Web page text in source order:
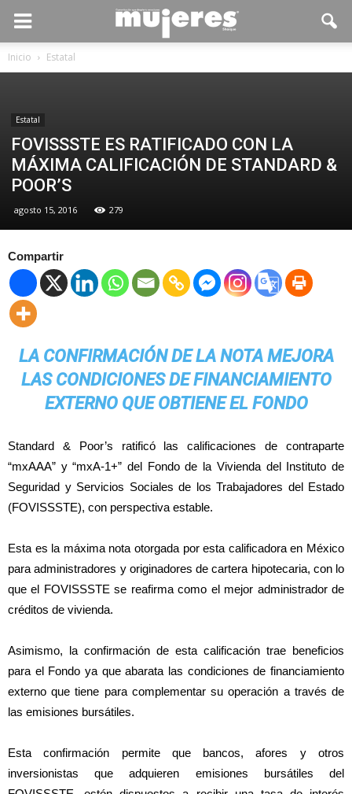
Inicio Estatal
Estatal
FOVISSSTE ES RATIFICADO CON LA
MÁXIMA CALIFICACIÓN DE STANDARD &
POOR’S
agosto 15, 2016 279
Compartir
LA CONFIRMACIÓN DE LA NOTA MEJORA
LAS CONDICIONES DE FINANCIAMIENTO
EXTERNO QUE OBTIENE EL FONDO
Standard & Poor’s ratificó las calificaciones de contraparte
“mxAAA” y “mxA-1+” del Fondo de la Vivienda del Instituto de
Seguridad y Servicios Sociales de los Trabajadores del Estado
(FOVISSSTE), con perspectiva estable.
Esta es la máxima nota otorgada por esta calificadora en México
para administradores y originadores de cartera hipotecaria, con lo
que el FOVISSSTE se reafirma como el mejor administrador de
créditos de vivienda.
Asimismo, la confirmación de esta calificación trae beneficios
para el Fondo ya que abarata las condiciones de financiamiento
externo que tiene para complementar su operación a través de
las emisiones bursátiles.
Esta confirmación permite que bancos, afores y otros
inversionistas que adquieren emisiones bursátiles del